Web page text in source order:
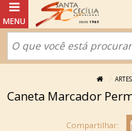
Caneta Marcador